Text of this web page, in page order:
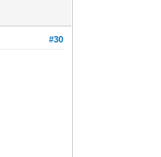
#30